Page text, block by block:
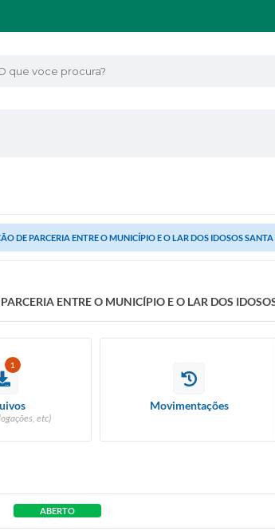
que voce procura?
DE PARCERIA ENTRE O MUNICÍPIO E O LAR DOS IDOSOS
ENTRE O MUNICÍPIO E O LAR DOS
1
etc)
Movimentações
ABERTO